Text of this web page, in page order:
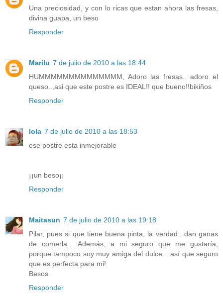
Una preciosidad, y con lo ricas que estan ahora las fresas,
divina guapa, un beso
Responder
Marilu 7 de julio de 2010 a las 18:44
HUMMMMMMMMMMMMMM, Adoro las fresas.. adoro el
queso..,asi que este postre es IDEAL!! que bueno!!bikiños
Responder
lola 7 de julio de 2010 a las 18:53
ese postre esta inmejorable
¡¡un beso¡¡
Responder
Maitasun 7 de julio de 2010 a las 19:18
Pilar, pues si que tiene buena pinta, la verdad.. dan ganas
de comerla... Además, a mi seguro que me gustaría,
porque tampoco soy muy amiga del dulce... así que seguro
que es perfecta para mi!
Besos
Responder